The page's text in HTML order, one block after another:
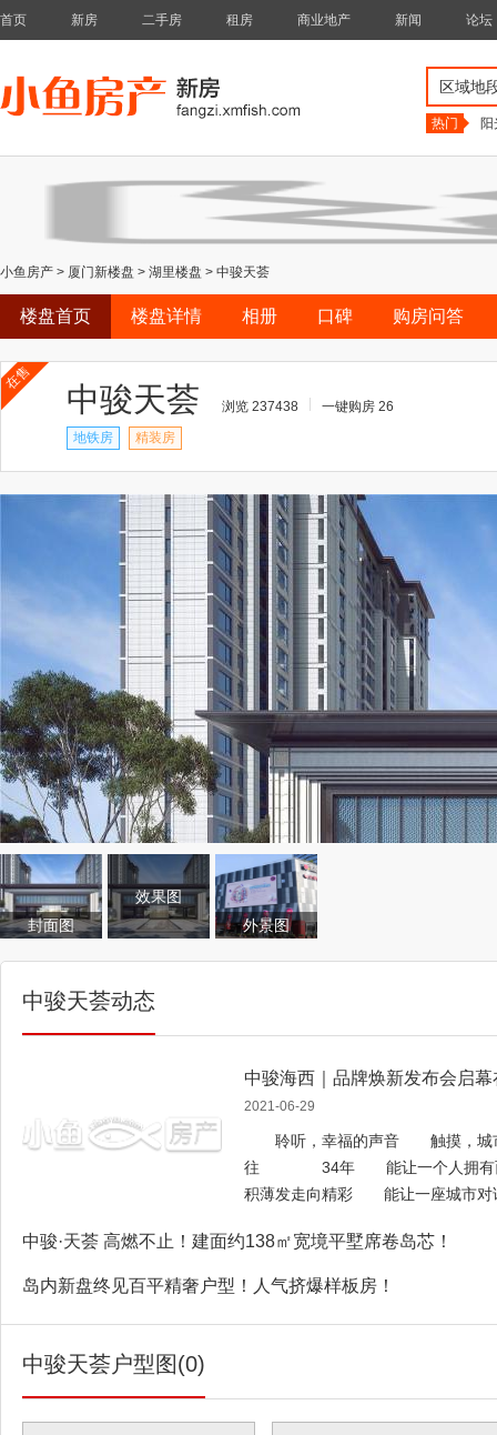
首页 新房 二手房 租房 商业地产 新闻 论坛
区域地
热门
小鱼房产 > 厦门新楼盘 > 湖里楼盘 > 中骏天荟
楼盘首页 楼盘详情 相册 口碑 购房问答
在售
中骏天荟 浏览 237438
一键购房 26
地铁房
精装房
封面图
效果图
外景图
中骏天荟动态
中骏海西｜品牌焕新发布会启幕
2021-06-29
聆听，幸福的声音 触摸，城
往 34年 能让一个人拥有而
积薄发走向精彩 能让一座
而言，却是一段弥足珍贵的过往
来，既是城市缔造者，也是城市共
色，深耕海西，布局主场十城，打
作傲屹于中国臻藏地脉上。每个作
中骏·天荟 高燃不止！建面约138㎡宽境平墅席卷岛芯！
岛内新盘终见百平精奢户型！人气挤爆样板房！
中骏天荟户型图(0)